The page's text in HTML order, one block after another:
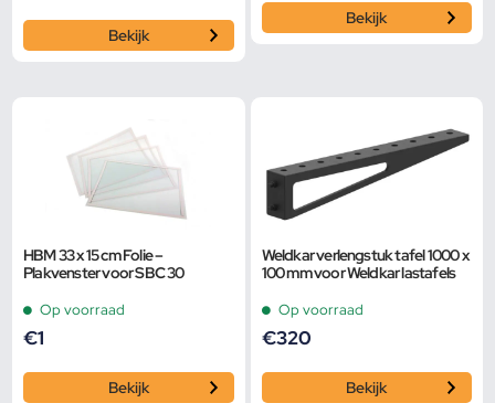
Bekijk
Bekijk
HBM 33 x 15 cm Folie –
Plakvenster voor SBC 30
Op voorraad
€1
Bekijk
Weldkar verlengstuk tafel 1000 x
100 mm voor Weldkar lastafels
Op voorraad
€320
Bekijk